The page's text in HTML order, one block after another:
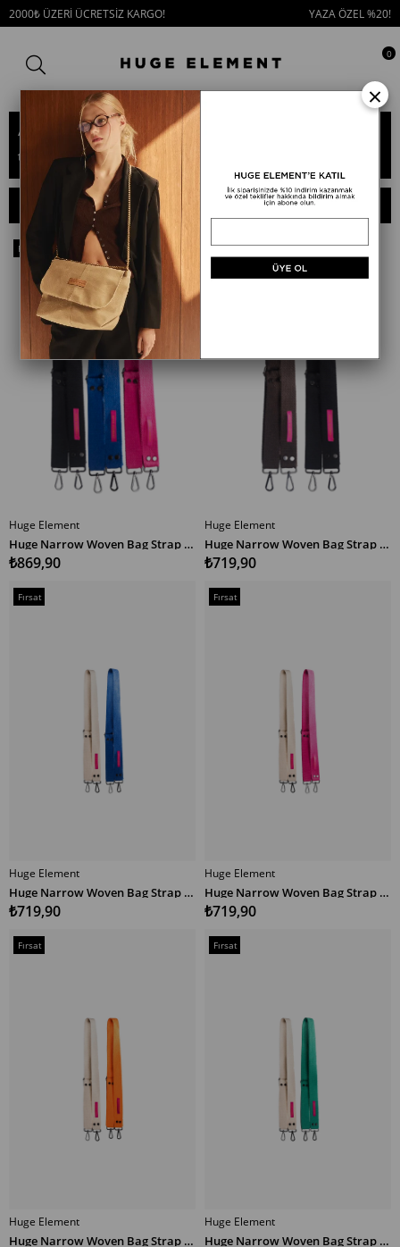
2000₺ ÜZERİ ÜCRETSİZ KARGO! YAZA ÖZEL %20!
0
Askılar
Askılar
FILTRELEME
SIRALAMA
SEPETE EKLE
Fırsat
Ürünü
Huge Element
Huge Narrow Woven Bag Strap Multicolor SMP
₺869,90
SEPETE EKLE
Fırsat
Huge Element
Huge Narrow Woven Bag Strap Multicolor SK
₺719,90
SEPETE EKLE
Fırsat
Huge Element
Huge Narrow Woven Bag Strap Multicolor EM
₺719,90
SEPETE EKLE
Fırsat
Huge Element
Huge Narrow Woven Bag Strap Multicolor EP
₺719,90
SEPETE EKLE
Fırsat
Huge Element
Huge Narrow Woven Bag Strap Multicolor ET
SEPETE EKLE
Fırsat
Huge Element
Huge Narrow Woven Bag Strap Multicolor EY
×